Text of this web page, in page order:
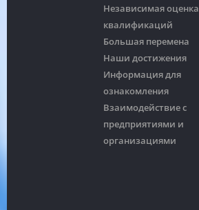
Независимая оценка
квалификаций
Большая перемена
Наши достижения
Информация для
ознакомления
Взаимодействие с
предприятиями и
организациями